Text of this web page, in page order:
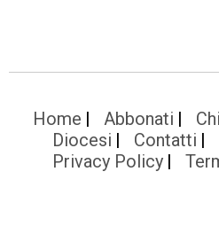
Home Abbonati
Diocesi
Contatti
Privacy Policy